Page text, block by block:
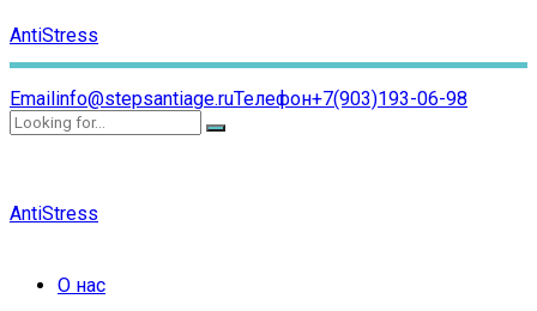
AntiStress
Emailinfo@stepsantiage.ruТелефон+7(903)193-06-98
AntiStress
О нас